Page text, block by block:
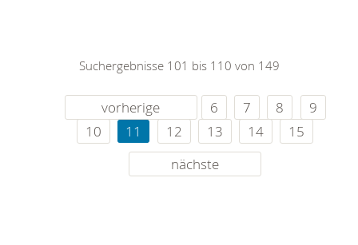
Suchergebnisse 101 bis 110 von 149
vorherige 6 7 8
9
10
11 12 13 14
15
nächste